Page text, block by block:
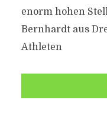
enorm hohen
Bernhardt aus
Athleten